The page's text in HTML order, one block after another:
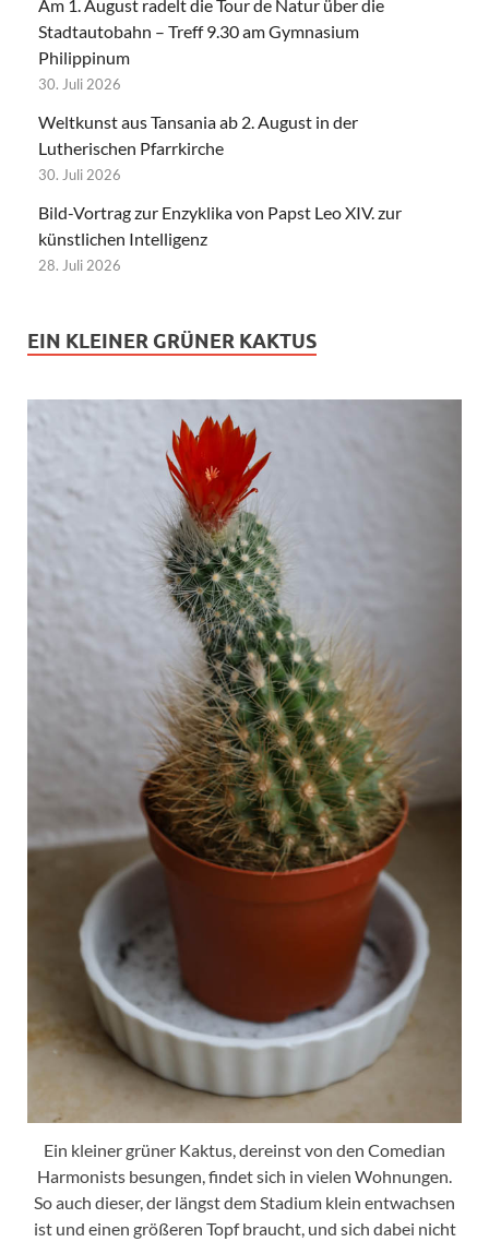
Am 1. August radelt die Tour de Natur über die
Stadtautobahn – Treff 9.30 am Gymnasium
Philippinum
30. Juli 2026
Weltkunst aus Tansania ab 2. August in der
Lutherischen Pfarrkirche
30. Juli 2026
Bild-Vortrag zur Enzyklika von Papst Leo XIV. zur
künstlichen Intelligenz
28. Juli 2026
EIN KLEINER GRÜNER KAKTUS
Ein kleiner grüner Kaktus, dereinst von den Comedian
Harmonists besungen, findet sich in vielen Wohnungen.
So auch dieser, der längst dem Stadium klein entwachsen
ist und einen größeren Topf braucht, und sich dabei nicht